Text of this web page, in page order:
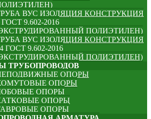
ВУС ИЗОЛЯЦИЯ КОНСТРУКЦИЯ
ГОСТ 9.602-2016
ПОЛИЭТИЛЕН)
ВУС ИЗОЛЯЦИЯ КОНСТРУКЦИЯ
ГОСТ 9.602-2016
ПОЛИЭТИЛЕН)
ТРУБОПРОВОДОВ
ОПОРЫ
ОПОРЫ
ОПОРЫ
ОПОРЫ
ОПОРЫ